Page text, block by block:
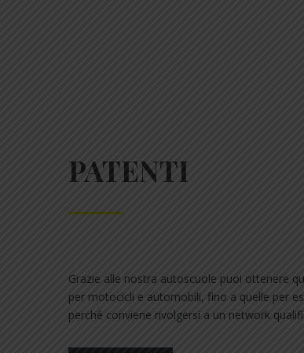
PATENTI
Grazie alle nostra autoscuole puoi ottenere
per motocicli e automobili, fino a quelle per
perché conviene rivolgersi a un network